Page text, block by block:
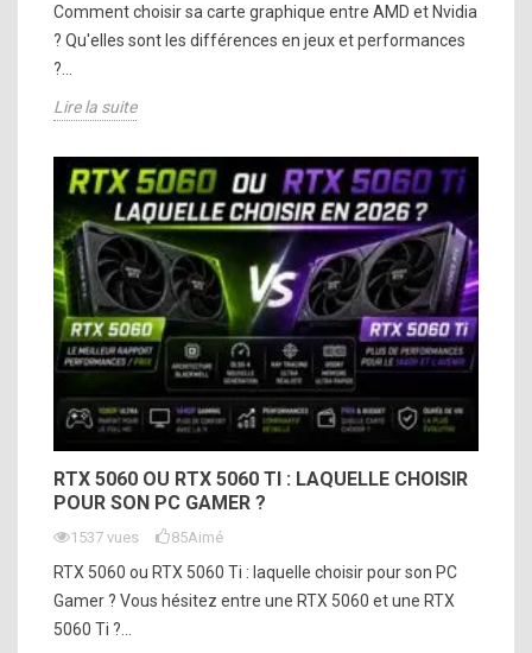
Comment choisir sa carte graphique entre AMD et Nvidia
? Qu'elles sont les différences en jeux et performances
?...
Lire la suite
RTX 5060 OU RTX 5060 TI : LAQUELLE CHOISIR
POUR SON PC GAMER ?
1537 vues 85Aimé
RTX 5060 ou RTX 5060 Ti : laquelle choisir pour son PC
Gamer ? Vous hésitez entre une RTX 5060 et une RTX
5060 Ti ?...